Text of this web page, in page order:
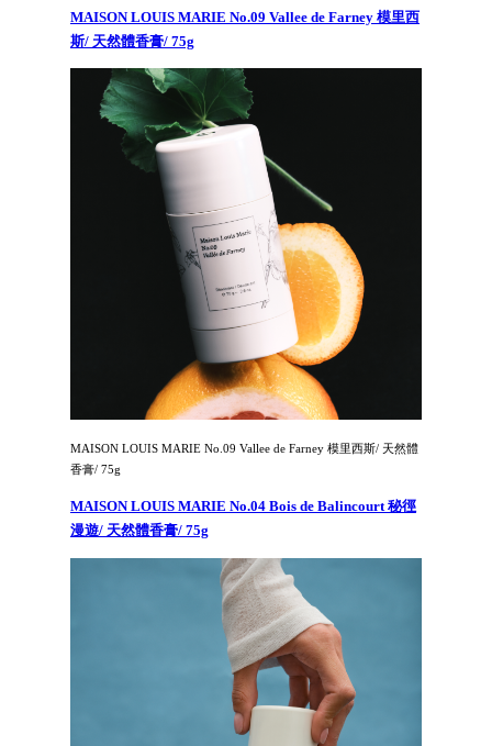
MAISON LOUIS MARIE No.09 Vallee de Farney 模里西
斯/ 天然體香膏/ 75g
MAISON LOUIS MARIE No.09 Vallee de Farney 模里西斯/ 天然體
香膏/ 75g
MAISON LOUIS MARIE No.04 Bois de Balincourt 秘徑
漫遊/ 天然體香膏/ 75g